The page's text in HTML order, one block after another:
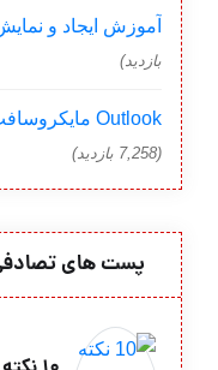
آموزش ایجاد و
بازدید)
Outlook مایکروسافت با Drive گوگل سازگ...
(7,258 بازدید)
پست های